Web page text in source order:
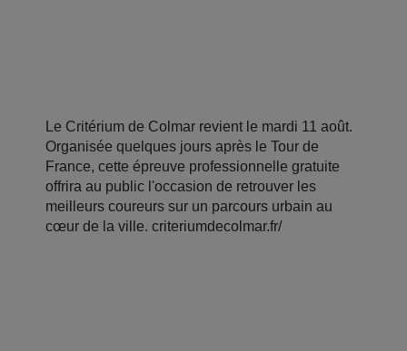
Le Critérium de Colmar revient le mardi 11 août.
Organisée quelques jours après le Tour de
France, cette épreuve professionnelle gratuite
offrira au public l'occasion de retrouver les
meilleurs coureurs sur un parcours urbain au
cœur de la ville. criteriumdecolmar.fr/